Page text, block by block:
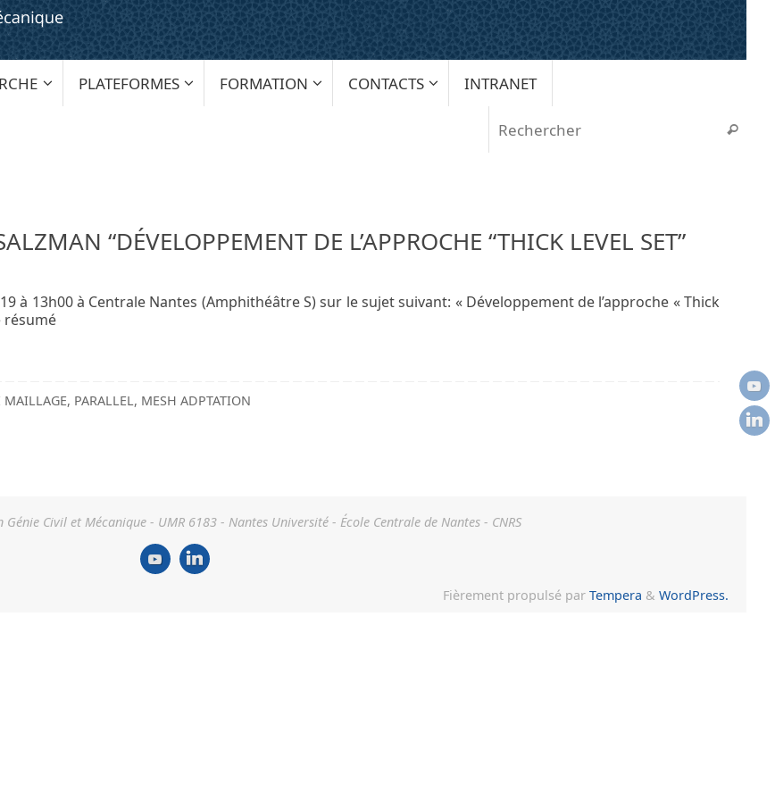
PLATEFORMES FORMATION CONTACTS INTRANET
“DÉVELOPPEMENT DE L’APPROCHE “THICK LEVEL SET”
à 13h00 à Centrale Nantes (Amphithéâtre S) sur le sujet suivant: « Développement de l’approche « Thick
résumé
MAILLAGE, PARALLEL, MESH ADPTATION
Civil et Mécanique - UMR 6183 - Nantes Université - École Centrale de Nantes - CNRS
Fièrement propulsé par Tempera & WordPress.